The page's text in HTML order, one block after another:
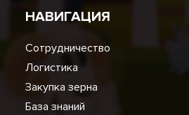
НАВИГАЦИЯ
Сотрудничество
Логистика
Закупка зерна
База знаний